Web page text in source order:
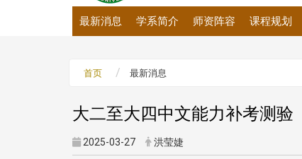
最新消息 学系简介 师资阵容 课程规划
首页 最新消息
大二至大四中文能力补考测验
2025-03-27 洪莹婕